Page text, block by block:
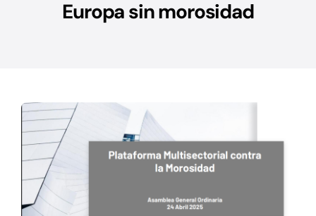
Servicios
Documentación
Agenda
Prensa
Europa sin morosidad